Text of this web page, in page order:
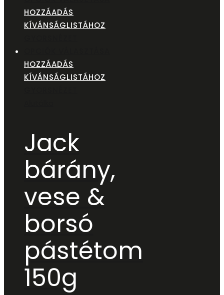
HOZZÁADÁS
KÍVÁNSÁGLISTÁHOZ
HOZZÁADÁS
KÍVÁNSÁGLISTÁHOZ
Jack
bárány,
vese &
borsó
pástétom
150g